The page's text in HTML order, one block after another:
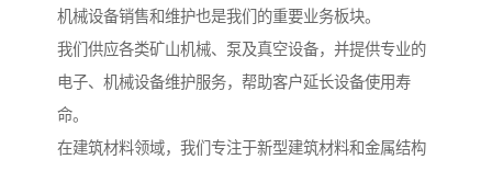
机械设备销售和维护也是我们的重要业务板块。
我们供应各类矿山机械、泵及真空设备，并提供专业的
电子、机械设备维护服务，帮助客户延长设备使用寿
命。
在建筑材料领域，我们专注于新型建筑材料和金属结构